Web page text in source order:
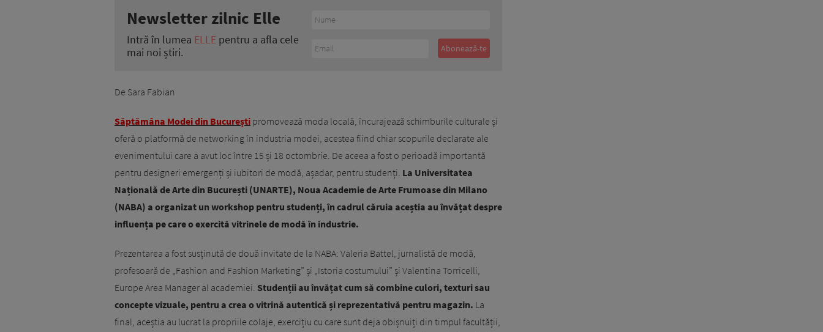
Newsletter zilnic Elle
Intră în lumea ELLE pentru a afla cele
mai noi știri.
De Sara Fabian
Săptămâna Modei din București promovează moda locală, încurajează schimburile culturale și
oferă o platformă de networking în industria modei, acestea fiind chiar scopurile declarate ale
evenimentului care a avut loc între 15 și 18 octombrie. De aceea a fost o perioadă importantă
pentru designeri emergenți și iubitori de modă, așadar, pentru studenți. La Universitatea
Națională de Arte din București (UNARTE), Noua Academie de Arte Frumoase din Milano
(NABA) a organizat un workshop pentru studenți, în cadrul căruia aceștia au învățat despre
influența pe care o exercită vitrinele de modă în industrie.
Prezentarea a fost susținută de două invitate de la NABA: Valeria Battel, jurnalistă de modă,
profesoară de „Fashion and Fashion Marketing” și „Istoria costumului” și Valentina Torricelli,
Europe Area Manager al academiei. Studenții au învățat cum să combine culori, texturi sau
concepte vizuale, pentru a crea o vitrină autentică și reprezentativă pentru magazin. La
final, aceștia au lucrat la propriile colaje, exercițiu cu care sunt deja obișnuiți din timpul facultății,